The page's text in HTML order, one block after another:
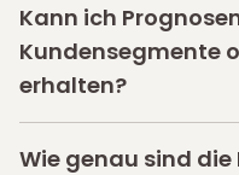
Kann ich
Kundensegmente
erhalten?
Wie genau sind